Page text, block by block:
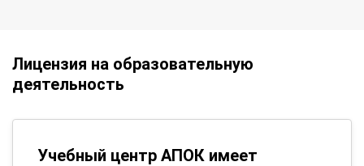
Лицензия на образовательную
деятельность
Учебный центр АПОК имеет